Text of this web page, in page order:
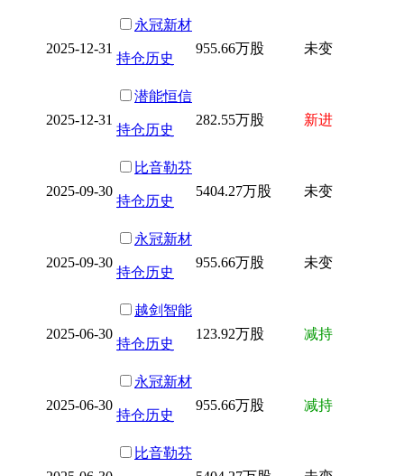
2025-12-31
永冠新材
持仓历史
955.66万股 未变
2025-12-31
潜能恒信
持仓历史
282.55万股 新进
2025-09-30
比音勒芬
持仓历史
5404.27万股 未变
2025-09-30
永冠新材
持仓历史
955.66万股 未变
2025-06-30
越剑智能
持仓历史
123.92万股 减持
2025-06-30
永冠新材
持仓历史
955.66万股 减持
比音勒芬